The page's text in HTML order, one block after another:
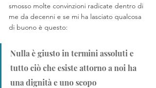
smosso molte convinzioni radicate dentro di
me da decenni e se mi ha lasciato qualcosa
di buono è questo:
Nulla è giusto in termini assoluti e
tutto ciò che esiste attorno a noi ha
una dignità e uno scopo